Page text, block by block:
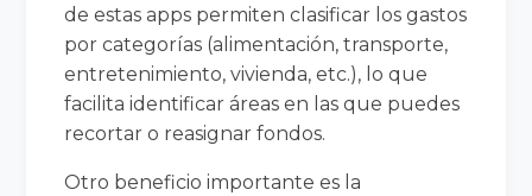
de estas apps permiten clasificar los gastos
por categorías (alimentación, transporte,
entretenimiento, vivienda, etc.), lo que
facilita identificar áreas en las que puedes
recortar o reasignar fondos.
Otro beneficio importante es la